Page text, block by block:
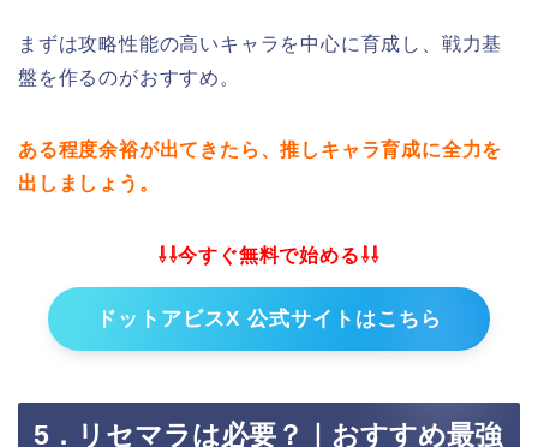
まずは攻略性能の高いキャラを中心に育成し、戦力基
盤を作るのがおすすめ。
ある程度余裕が出てきたら、推しキャラ育成に全力を
出しましょう。
⇩⇩今すぐ無料で始める⇩⇩
ドットアビスX 公式サイトはこちら
5．リセマラは必要？｜おすすめ最強